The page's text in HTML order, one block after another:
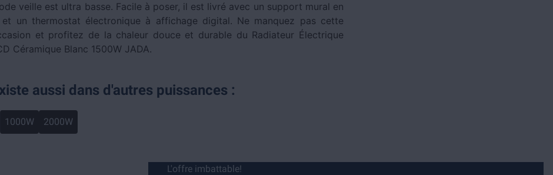
veille est ultra basse. Facile à poser, il est livré avec un support mural en
un thermostat électronique à affichage digital. Ne manquez pas cette
et profitez de la chaleur douce et durable du Radiateur Électrique
Céramique Blanc 1500W JADA.
aussi dans d'autres puissances :
1000W 2000W
L'offre imbattable!